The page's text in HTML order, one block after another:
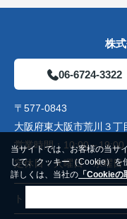
株
06-6724-3322
〒577-0843
大阪府東大阪市荒川３丁
営業時間： 10:00～19:00
定休日：火曜日 水曜日
トップページ
当サイトでは、お客様の当サ
して、クッキー（Cookie）を
詳しくは、当社の 「Cookieの